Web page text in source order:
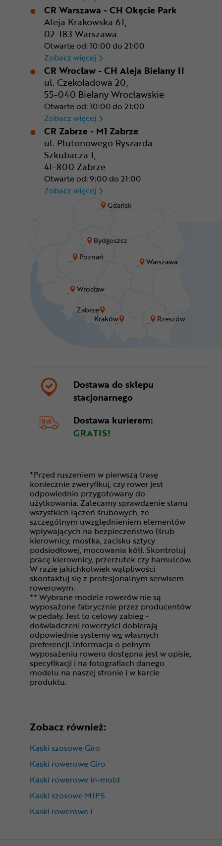
Bydgoszcz
Gdańsk
Kraków
Poznań
Rzeszów
Warszawa
Wrocław
Zabrze
CR Warszawa - CH Okęcie Park
Aleja Krakowska 61,
02-183 Warszawa
Otwarte od: 10:00 do 21:00
Zobacz więcej CR Warszawa - CH Okęcie
CR Wrocław - CH Aleja Bielany II
ul. Czekoladowa 20,
55-040 Bielany Wrocławskie
Otwarte od: 10:00 do 21:00
Zobacz więcej CR Wrocław - CH Aleja
CR Zabrze - M1 Zabrze
ul. Plutonowego Ryszarda
Szkubacza 1,
41-800 Zabrze
Otwarte od: 9:00 do 21:00
Zobacz więcej CR Zabrze - M1 Zabrze
Dostawa do sklepu
stacjonarnego
Dostawa kurierem:
GRATIS!
*Przed ruszeniem w pierwszą trasę
koniecznie zweryfikuj, czy rower jest
odpowiednio przygotowany do
użytkowania. Zalecamy sprawdzenie stanu
wszystkich łączeń śrubowych, ze
szczególnym uwzględnieniem elementów
wpływających na bezpieczeństwo (śrub
kierownicy, mostka, zacisku sztycy
podsiodłowej, mocowania kół). Skontroluj
pracę kierownicy, przerzutek czy hamulców.
W razie jakichkolwiek wątpliwości
skontaktuj się z profesjonalnym serwisem
rowerowym.
** Wybrane modele rowerów nie są
wyposażone fabrycznie przez producentów
w pedały. Jest to celowy zabieg -
doświadczeni rowerzyści dobierają
odpowiednie systemy wg własnych
preferencji. Informacja o pełnym
wyposażeniu roweru dostępna jest w opisie,
specyfikacji i na fotografiach danego
modelu na naszej stronie i w karcie
produktu.
Zobacz również:
Kaski szosowe Giro
Kaski rowerowe Giro
Kaski rowerowe in-mold
Kaski szosowe MIPS
Kaski rowerowe L